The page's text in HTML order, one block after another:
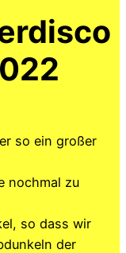
so ein großer
nochmal zu
so dass wir
der